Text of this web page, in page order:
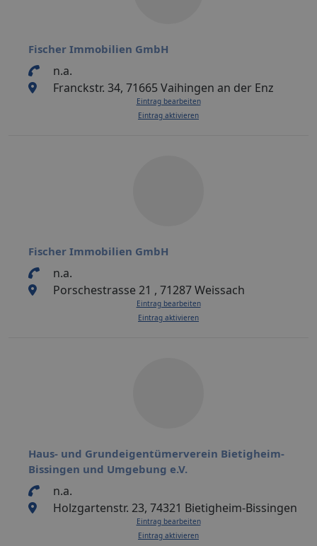
Fischer Immobilien GmbH
n.a.
Franckstr. 34, 71665 Vaihingen an der Enz
Eintrag bearbeiten
Eintrag aktivieren
Fischer Immobilien GmbH
n.a.
Porschestrasse 21 , 71287 Weissach
Eintrag bearbeiten
Eintrag aktivieren
Haus- und Grundeigentümerverein Bietigheim-
Bissingen und Umgebung e.V.
n.a.
Holzgartenstr. 23, 74321 Bietigheim-Bissingen
Eintrag bearbeiten
Eintrag aktivieren